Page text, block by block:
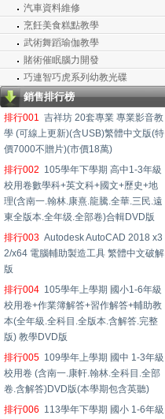
汽車資料維修
烹飪美食糕點教學
武術舞蹈瑜伽教學
賭術催眠腦力開發
巧連智巧虎系列幼教光碟
銷售排行榜
排行001 吉祥坊 20套專業 專業影音教
學 (可線上更新)(含USB)繁體中文版(特
價7000不贈片)(市價18萬)
排行002 105學年下學期 高中1-3年級
校用卷數學科+英文科+國文+歷史+地
理(含南一.翰林.康熹.龍騰.全華.三民.遠
東全版本.全年级.全部卷)合輯DVD版
排行003 Autodesk AutoCAD 2018 x3
2/x64 電腦輔助製造工具 繁體中文破解
版
排行004 105學年上學期 國小1-6年級
校用卷+作業簿解答+習作解答+輔助教
本(全年級.全科目.全版本.含解答.完整
版) 教學DVD版
排行005 109學年上學期 國中 1-3年級
校用卷 (含南一.康軒.翰林.全科目.全部
卷.含解答)DVD版(本學期包含英聽)
排行006 113學年下學期 國小 1-6年級